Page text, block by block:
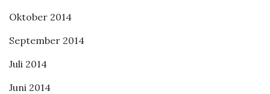
Oktober 2014
September 2014
Juli 2014
Juni 2014